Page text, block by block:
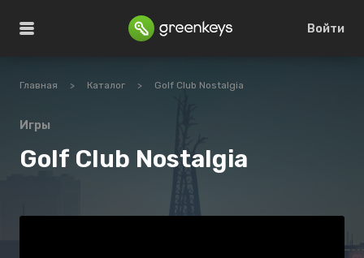
Войти
Главная > Каталог > Golf Club Nostalgia
Игры
Golf Club Nostalgia